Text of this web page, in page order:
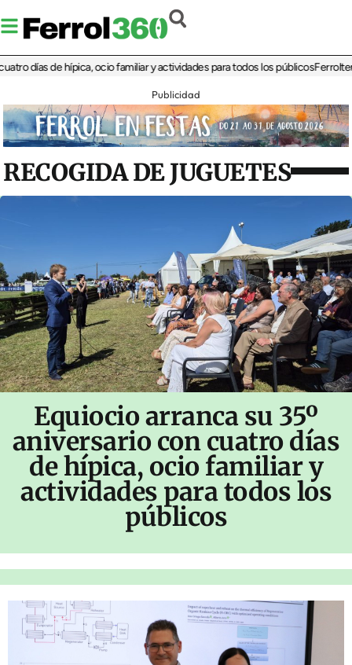
de hípica, ocio familiar y actividades para todos los públicosFerrolterra
Publicidad
RECOGIDA DE JUGUETES
Equiocio arranca su 35º
aniversario con cuatro días
de hípica, ocio familiar y
actividades para todos los
públicos